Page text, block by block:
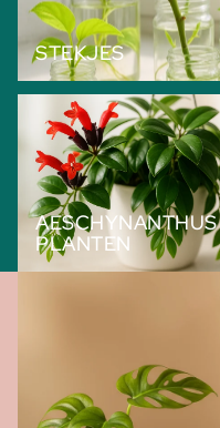
STEKJES
Aeschynanthus Planten
AESCHYNANTHUS
PLANTEN